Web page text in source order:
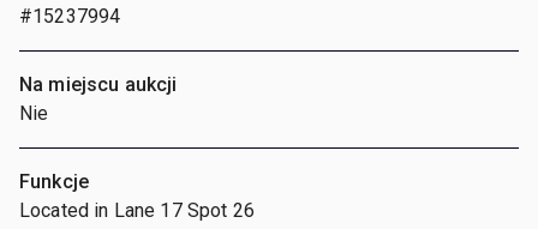
#15237994
Na miejscu aukcji
Nie
Funkcje
Located in Lane 17 Spot 26